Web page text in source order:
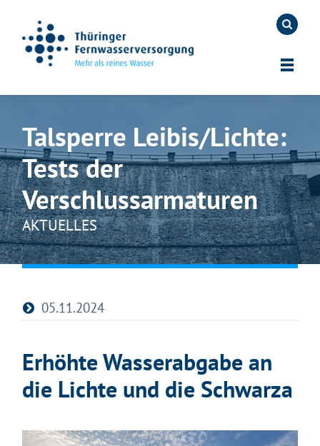
Talsperre Leibis/Lichte:
Tests der
Verschlussarmaturen
AKTUELLES
05.11.2024
Erhöhte Wasserabgabe an
die Lichte und die Schwarza